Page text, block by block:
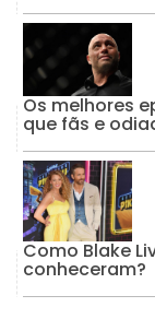
Os melhores
que fãs e
Como Blake
conheceram?